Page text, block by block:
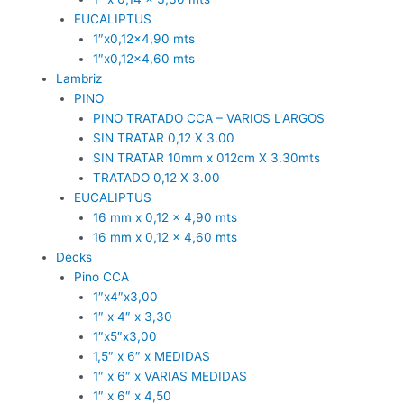
EUCALIPTUS
1″x0,12×4,90 mts
1″x0,12×4,60 mts
Lambriz
PINO
PINO TRATADO CCA – VARIOS LARGOS
SIN TRATAR 0,12 X 3.00
SIN TRATAR 10mm x 012cm X 3.30mts
TRATADO 0,12 X 3.00
EUCALIPTUS
16 mm x 0,12 x 4,90 mts
16 mm x 0,12 x 4,60 mts
Decks
Pino CCA
1″x4″x3,00
1″ x 4″ x 3,30
1″x5″x3,00
1,5″ x 6″ x MEDIDAS
1″ x 6″ x VARIAS MEDIDAS
1″ x 6″ x 4,50